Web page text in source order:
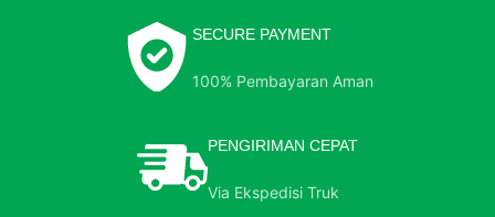
SECURE PAYMENT
100% Pembayaran Aman
PENGIRIMAN CEPAT
Via Ekspedisi Truk